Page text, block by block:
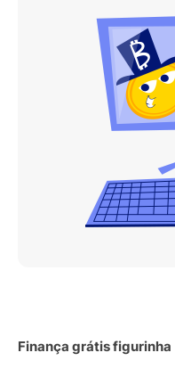
Finança grátis figurinha